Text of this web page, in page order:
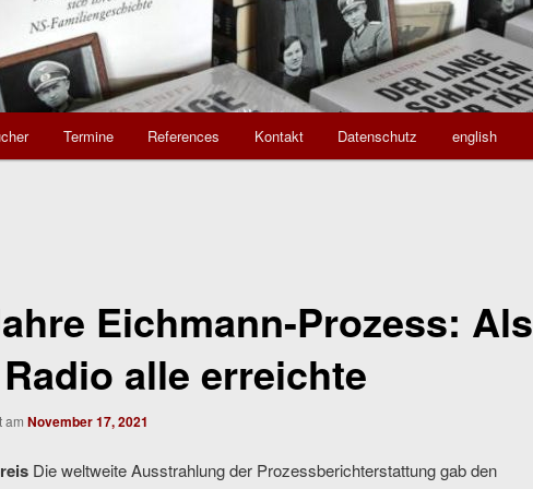
Termine References Kontakt Datenschutz english
Eichmann-Prozess: Als
alle erreichte
am November 17, 2021
Die weltweite Ausstrahlung der Prozessberichterstattung gab den